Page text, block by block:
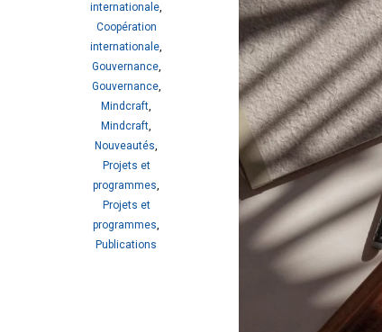
internationale,
Coopération
internationale,
Gouvernance,
Gouvernance,
Mindcraft,
Mindcraft,
Nouveautés,
Projets et
programmes,
Projets et
programmes,
Publications